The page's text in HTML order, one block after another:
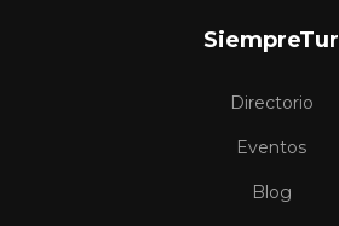
SiempreTur
Directorio
Eventos
Blog